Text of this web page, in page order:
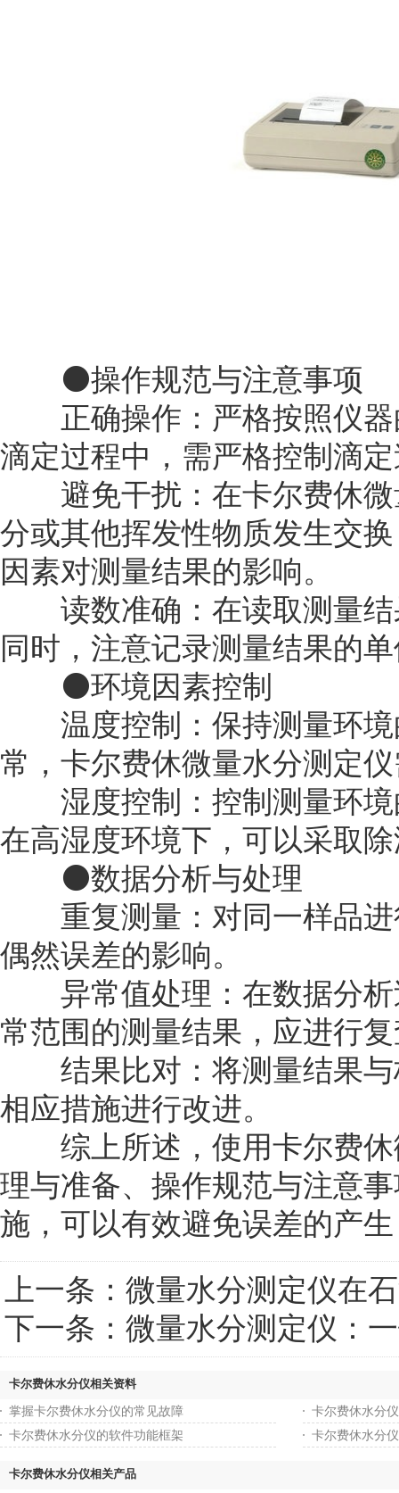
⚫操作规范与注意事项
正确操作‌：严格按照仪器
滴定过程中，需严格控制滴
避免干扰‌：在卡尔费休微
分或其他挥发性物质发生交
因素对测量结果的影响。
读数准确‌：在读取测量结
同时，注意记录测量结果的
⚫环境因素控制
温度控制‌：保持测量环境
常，卡尔费休微量水分测定
湿度控制‌：控制测量环境
在高湿度环境下，可以采取
⚫数据分析与处理
重复测量‌：对同一样品进
偶然误差的影响。
异常值处理‌：在数据分析
常范围的测量结果，应进行
结果比对‌：将测量结果与
相应措施进行改进。
综上所述，使用卡尔费休
理与准备、操作规范与注意
施，可以有效避免误差的产
上一条： 微量水分测定仪在
下一条： 微量水分测定仪：
卡尔费休水分仪相关资料
掌握卡尔费休水分仪的常见故障
卡尔费休水分
卡尔费休水分仪的软件功能框架
卡尔费休水分
卡尔费休水分仪相关产品